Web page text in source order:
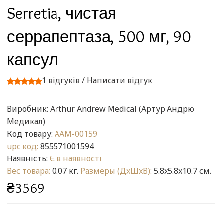
Serretia, чистая
серрапептаза, 500 мг, 90
капсул
1 відгуків/ Написати відгук
Виробник: Arthur Andrew Medical (Артур Андрю
Медикал)
Код товару: AAM-00159
upc код: 855571001594
Наявність: Є в наявності
Вес товара: 0.07 кг. Размеры (ДxШxВ): 5.8x5.8x10.7 см.
₴3569